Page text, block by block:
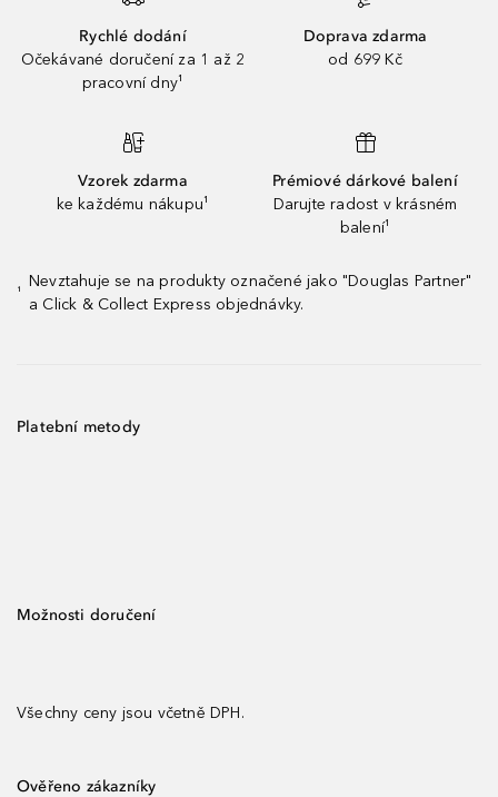
Rychlé dodání
Očekávané doručení za 1 až 2
pracovní dny¹
Doprava zdarma
od 699 Kč
Vzorek zdarma
ke každému nákupu¹
Prémiové dárkové balení
Darujte radost v krásném
balení¹
¹
Nevztahuje se na produkty označené jako "Douglas Partner"
a Click & Collect Express objednávky.
Platební metody
Možnosti doručení
Všechny ceny jsou včetně DPH.
Ověřeno zákazníky